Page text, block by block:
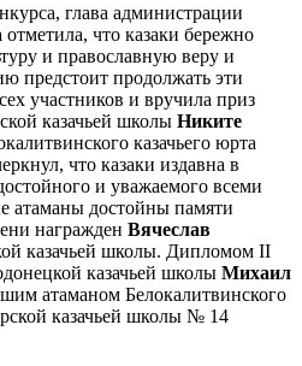
глава администрации
отметила, что казаки бережно
и православную веру и
предстоит продолжать эти
участников и вручила приз
казачьей школы Никите
казачьего юрта
что казаки издавна в
и уважаемого всеми
атаманы достойны памяти
награжден Вячеслав
казачьей школы. Дипломом II
казачьей школы Михаил
атаманом Белокалитвинского
казачьей школы № 14